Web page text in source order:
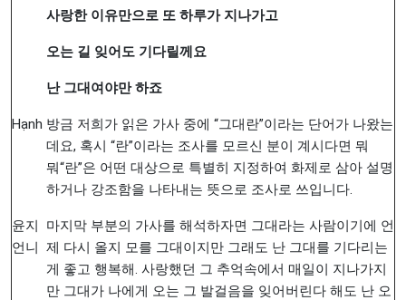
사랑한 이유만으로 또 하루가 지나가고
오는 길 잊어도 기다릴께요
난 그대여야만 하죠
Hạnh 방금 저희가 읽은 가사 중에 “그대란”이라는 단어가 나왔는
데요, 혹시 “란”이라는 조사를 모르신 분이 계시다면 뭐
뭐“란”은 어떤 대상으로 특별히 지정하여 화제로 삼아 설명
하거나 강조함을 나타내는 뜻으로 조사로 쓰입니다.
윤지
언니
마지막 부분의 가사를 해석하자면 그대라는 사람이기에 언
제 다시 올지 모를 그대이지만 그래도 난 그대를 기다리는
게 좋고 행복해. 사랑했던 그 추억속에서 매일이 지나가지
만 그대가 나에게 오는 그 발걸음을 잊어버린다 해도 난 오